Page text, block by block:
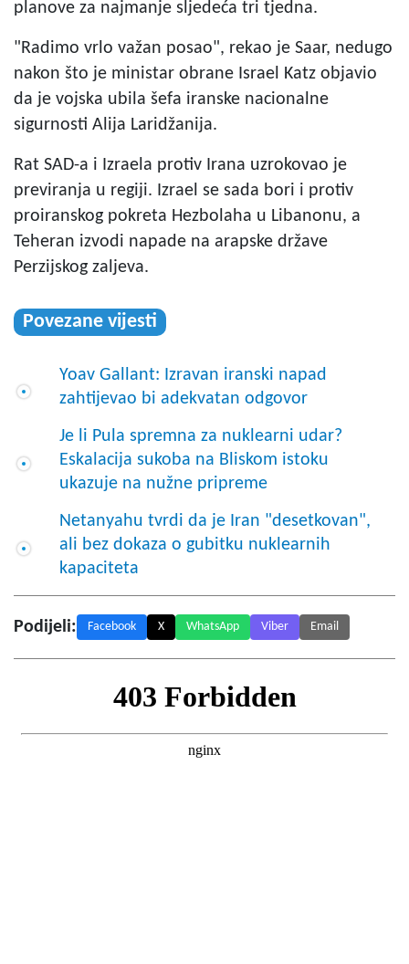
planove za najmanje sljedeća tri tjedna.
"Radimo vrlo važan posao", rekao je Saar, nedugo
nakon što je ministar obrane Israel Katz objavio
da je vojska ubila šefa iranske nacionalne
sigurnosti Alija Laridžanija.
Rat SAD-a i Izraela protiv Irana uzrokovao je
previranja u regiji. Izrael se sada bori i protiv
proiranskog pokreta Hezbolaha u Libanonu, a
Teheran izvodi napade na arapske države
Perzijskog zaljeva.
Povezane vijesti
Yoav Gallant: Izravan iranski napad
zahtijevao bi adekvatan odgovor
Je li Pula spremna za nuklearni udar?
Eskalacija sukoba na Bliskom istoku
ukazuje na nužne pripreme
Netanyahu tvrdi da je Iran "desetkovan",
ali bez dokaza o gubitku nuklearnih
kapaciteta
Podijeli: Facebook X WhatsApp Viber Email